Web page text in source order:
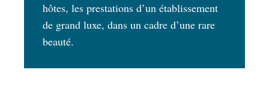
hôtes, les prestations d’un établissement
de grand luxe, dans un cadre d’une rare
beauté.